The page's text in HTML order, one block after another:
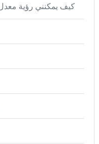
كيف يمكنني رؤية